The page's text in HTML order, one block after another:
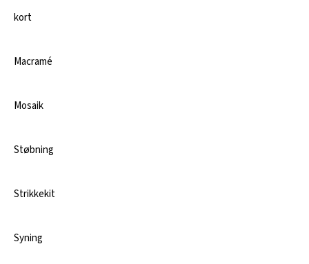
kort
Macramé
Mosaik
Støbning
Strikkekit
Syning